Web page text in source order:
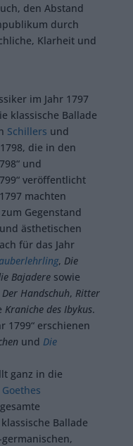
den Abstand
durch
Klarheit und
im Jahr 1797
klassische Ballade
Schillers und
die in den
und
veröffentlicht
machten
Gegenstand
ästhetischen
für das Jahr
, Die
Bajaderesowie
Der Handschuh, Ritter
Kraniche des Ibykus.
1799“ erschienen
und Die
ganz in die
Goethes
Ballade